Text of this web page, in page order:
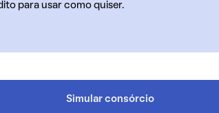
para usar como quiser.
Simular consórcio